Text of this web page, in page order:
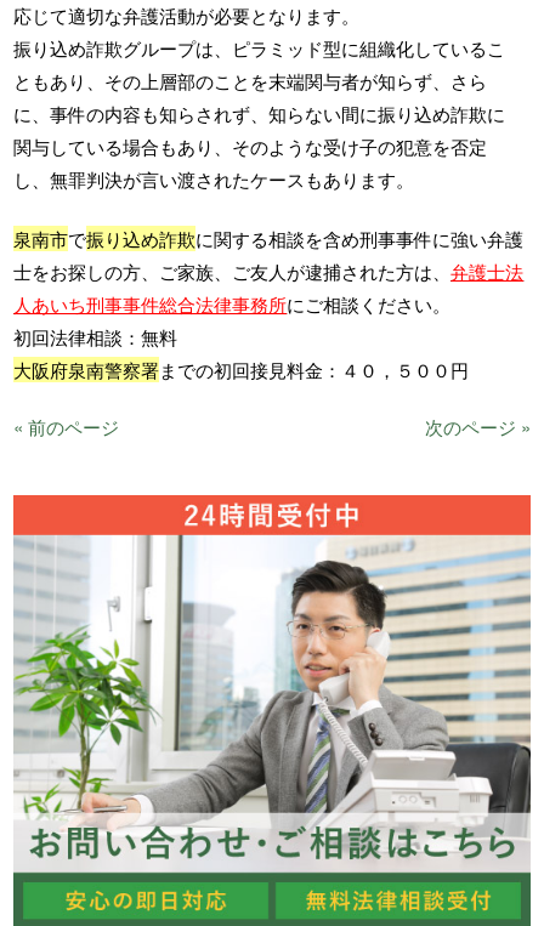
応じて適切な弁護活動が必要となります。
振り込め詐欺グループは、ピラミッド型に組織化しているこ
ともあり、その上層部のことを末端関与者が知らず、さら
に、事件の内容も知らされず、知らない間に振り込め詐欺に
関与している場合もあり、そのような受け子の犯意を否定
し、無罪判決が言い渡されたケースもあります。
泉南市で振り込め詐欺に関する相談を含め刑事事件に強い弁護
士をお探しの方、ご家族、ご友人が逮捕された方は、弁護士法
人あいち刑事事件総合法律事務所にご相談ください。
初回法律相談：無料
大阪府泉南警察署までの初回接見料金：４０，５００円
« 前のページ 次のページ »